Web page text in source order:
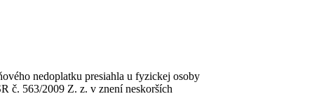
nedoplatku presiahla u fyzickej osoby
č. 563/2009 Z. z. v znení neskorších